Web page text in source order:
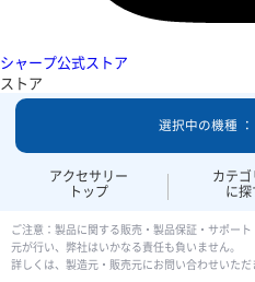
シャープ公式ストア
ストア
アクセサリー
トップ
カテゴ
に探
選択中の機種 ：
ご注意：製品に関する販売・製品保証・サポー
元が行い、弊社はいかなる責任も負いません。
詳しくは、製造元・販売元にお問い合わせいただ